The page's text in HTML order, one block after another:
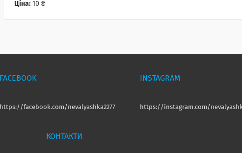
Ціна: 10 ₴
FACEBOOK
https://facebook.com/nevalyashka2277
INSTAGRAM
https://instagram.com/